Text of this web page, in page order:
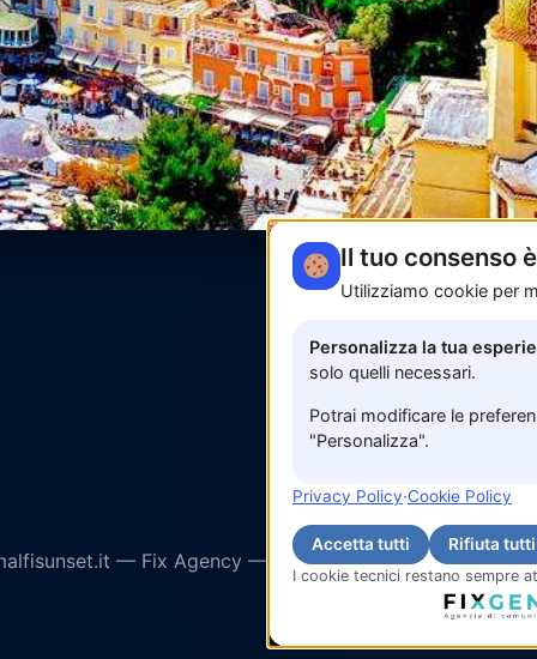
— Fix Agency — Facciamo cose…nuove!
Il tuo consenso
Utilizziamo cookie per
Personalizza la tua
solo quelli necessari.
Potrai modificare le
"Personalizza".
Privacy Policy·Cookie Policy
Accetta tutti Rifiuta tutti
I cookie tecnici restano sempre